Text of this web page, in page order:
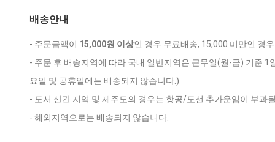
배송안내
- 주문금액이 15,000원 이상인 경우 무료배송, 15,000 미만인 경
- 주문 후 배송지역에 따라 국내 일반지역은 근무일(월-금) 기준
요일 및 공휴일에는 배송되지 않습니다.)
- 도서 산간 지역 및 제주도의 경우는 항공/도선 추가운임이 부과
- 해외지역으로는 배송되지 않습니다.